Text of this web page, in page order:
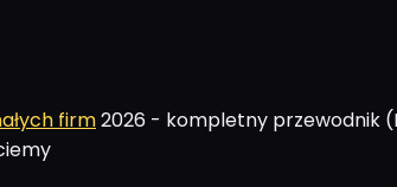
firm2026 - kompletny przewodnik